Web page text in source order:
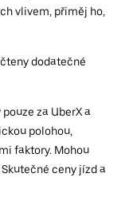
vlivem, přiměj ho,
dodatečné
za UberX a
polohou,
faktory. Mohou
ceny jízd a